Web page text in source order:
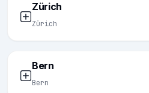
Zürich
Zürich
Bern
Bern